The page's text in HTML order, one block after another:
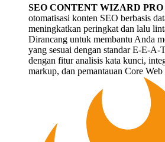
SEO CONTENT WIZARD PRO
otomatisasi konten SEO berbasis
meningkatkan peringkat dan lalu
Dirancang untuk membantu Anda
yang sesuai dengan standar E-E-A-
dengan fitur analisis kata kunci,
markup, dan pemantauan Core